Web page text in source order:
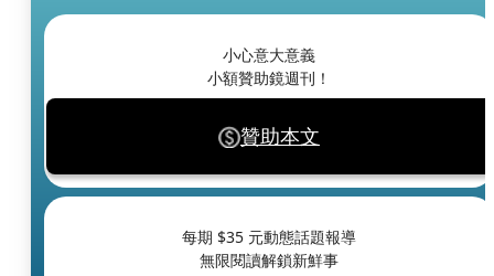
小心意大意義
小額贊助鏡週刊！
贊助本文
每期 $35 元動態話題報導
無限閱讀解鎖新鮮事